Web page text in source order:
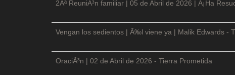
2Âª ReuniÃ³n familiar | 05 de Abril de 2026 | Â¡Ha
Vengan los sedientos | Ã‰l viene ya | Malik Edwards -
OraciÃ³n | 02 de Abril de 2026 - Tierra Prometida